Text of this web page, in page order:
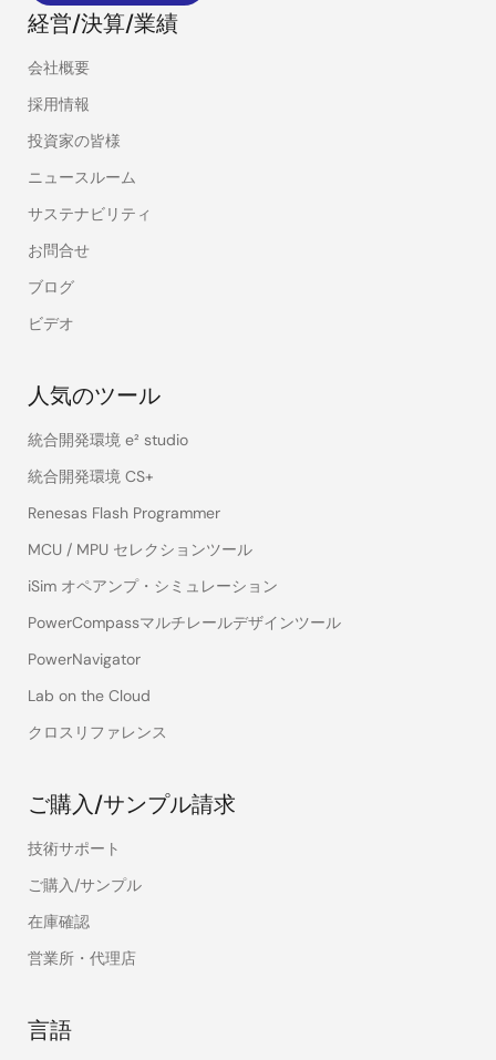
経営/決算/業績
会社概要
採用情報
投資家の皆様
ニュースルーム
サステナビリティ
お問合せ
ブログ
ビデオ
人気のツール
統合開発環境 e² studio
統合開発環境 CS+
Renesas Flash Programmer
MCU / MPU セレクションツール
iSim オペアンプ・シミュレーション
PowerCompassマルチレールデザインツール
PowerNavigator
Lab on the Cloud
クロスリファレンス
ご購入/サンプル請求
技術サポート
ご購入/サンプル
在庫確認
営業所・代理店
言語